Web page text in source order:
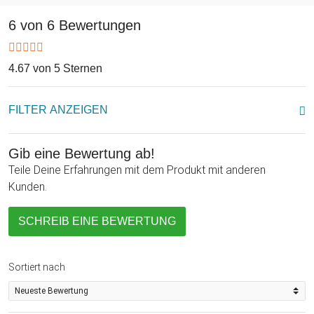
6 von 6 Bewertungen
4.67 von 5 Sternen
FILTER ANZEIGEN
Gib eine Bewertung ab!
Teile Deine Erfahrungen mit dem Produkt mit anderen
Kunden.
SCHREIB EINE BEWERTUNG
Sortiert nach